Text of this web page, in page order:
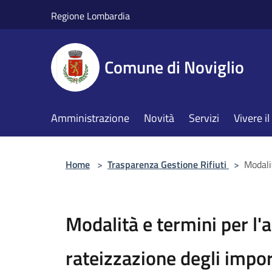
Regione Lombardia
Comune di Noviglio
Amministrazione Novità Servizi Vivere
Home > Trasparenza Gestione Rifiuti >
Modalità e termini per
rateizzazione degli